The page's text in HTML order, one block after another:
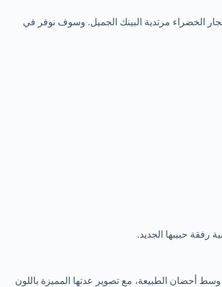
الخضراء مرتدية البينك الجميل. وسوف نوفر في
رفقة حبيبها الجديد.
أحضان الطبيعة، مع تصوير عدتها المميزة باللون